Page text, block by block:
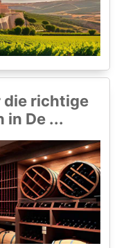
die richtige
in De ...